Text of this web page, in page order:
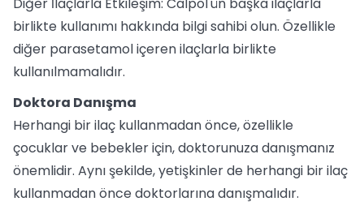
birlikte kullanımı hakkında bilgi sahibi olun. Özellikle
diğer parasetamol içeren ilaçlarla birlikte
kullanılmamalıdır.
Doktora Danışma
Herhangi bir ilaç kullanmadan önce, özellikle
çocuklar ve bebekler için, doktorunuza danışmanız
önemlidir. Aynı şekilde, yetişkinler de herhangi bir ilaç
kullanmadan önce doktorlarına danışmalıdır.